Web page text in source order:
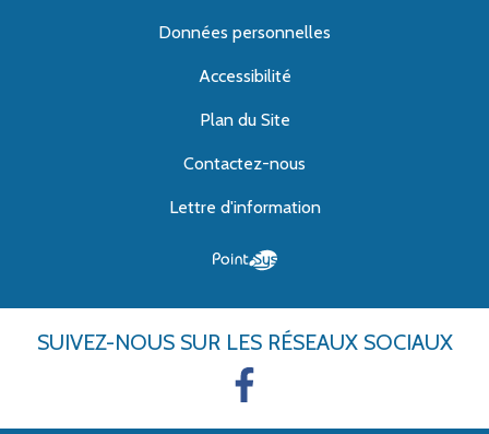
Données personnelles
Accessibilité
Plan du Site
Contactez-nous
Lettre d'information
SUIVEZ-NOUS SUR LES RÉSEAUX SOCIAUX